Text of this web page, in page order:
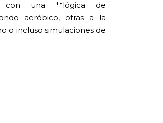
con una **lógica de
aeróbico, otras a la
o incluso simulaciones de